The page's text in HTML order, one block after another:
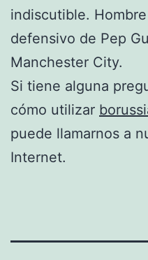
indiscutible.
defensivo de Pep
Manchester City.
Si tiene alguna
cómo utilizar
puede llamarnos a
Internet.